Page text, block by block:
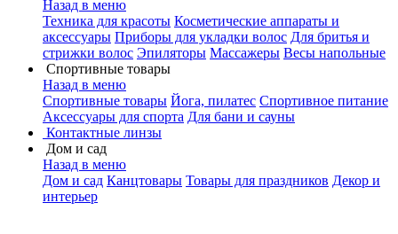
Назад в меню
Техника для красоты Косметические аппараты и
аксессуары Приборы для укладки волос Для бритья и
стрижки волос Эпиляторы Массажеры Весы напольные
Спортивные товары
Назад в меню
Спортивные товары Йога, пилатес Спортивное питание
Аксессуары для спорта Для бани и сауны
Контактные линзы
Дом и сад
Назад в меню
Дом и сад Канцтовары Товары для праздников Декор и
интерьер